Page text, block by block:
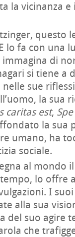
la vicinanza
questo
lo fa con una
di
si tiene a
sue
la sua
caritas est,
la sua
umano, ha
sociale.
al mondo
lo offre
I
alla sua
del suo agire
che